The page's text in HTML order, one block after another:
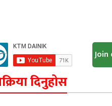
Join
दिनुहोस